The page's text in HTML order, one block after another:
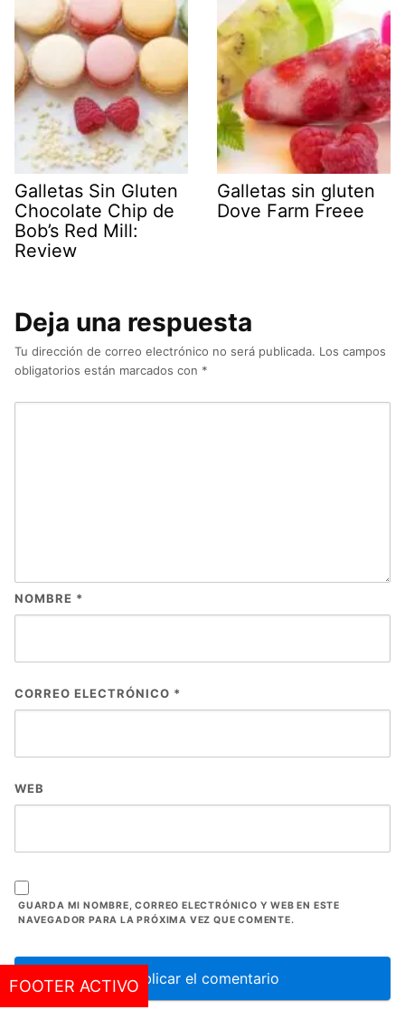
Galletas Sin Gluten
Chocolate Chip de
Bob’s Red Mill:
Review
Galletas sin gluten
Dove Farm Freee
Deja una respuesta
Tu dirección de correo electrónico no será publicada. Los campos
obligatorios están marcados con *
NOMBRE *
CORREO ELECTRÓNICO *
WEB
GUARDA MI NOMBRE, CORREO ELECTRÓNICO Y WEB EN ESTE
NAVEGADOR PARA LA PRÓXIMA VEZ QUE COMENTE.
FOOTER ACTIVO